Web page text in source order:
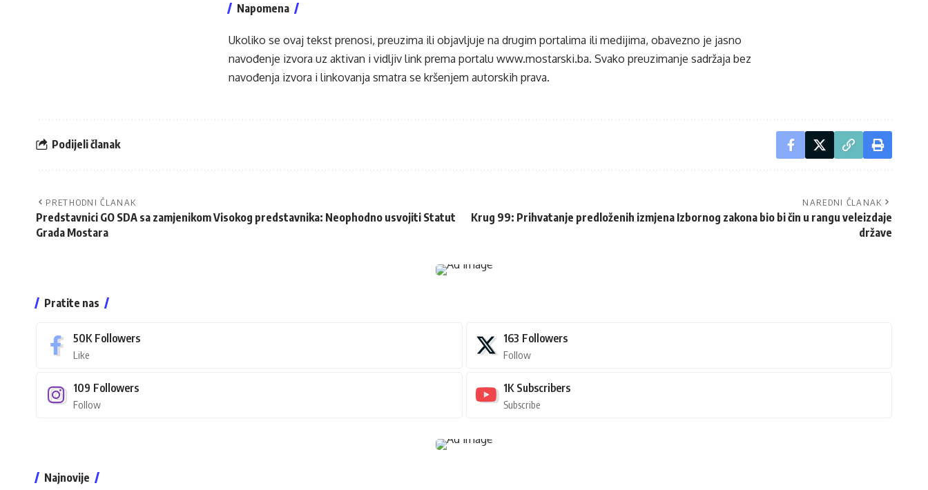
Napomena
Ukoliko se ovaj tekst prenosi, preuzima ili objavljuje na drugim portalima ili medijima, obavezno je jasno
navođenje izvora uz aktivan i vidljiv link prema portalu www.mostarski.ba. Svako preuzimanje sadržaja bez
navođenja izvora i linkovanja smatra se kršenjem autorskih prava.
Podijeli članak
PRETHODNI ČLANAK
Predstavnici GO SDA sa zamjenikom Visokog predstavnika: Neophodno usvojiti Statut
Grada Mostara
NAREDNI ČLANAK
Krug 99: Prihvatanje predloženih izmjena Izbornog zakona bio bi čin u rangu veleizdaje
države
Pratite nas
50K Followers
Like
163 Followers
Follow
109 Followers
Follow
1K Subscribers
Subscribe
Najnovije